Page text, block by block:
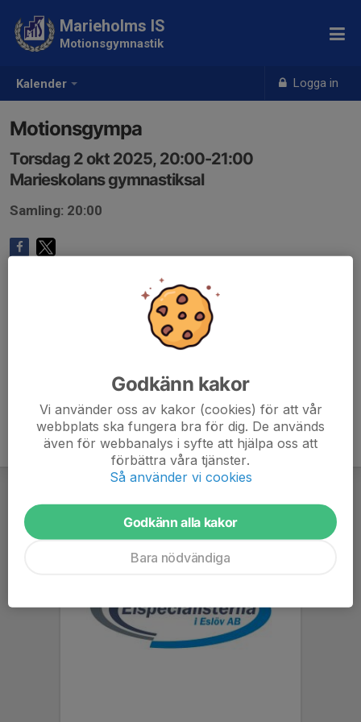
Kalender Logga in
Marieholms IS
Motionsgymnastik
Motionsgympa
Torsdag 2 okt 2025, 20:00-21:00
Marieskolans gymnastiksal
Samling: 20:00
Godkänn kakor
Vi använder oss av kakor (cookies) för att vår
webbplats ska fungera bra för dig. De används
även för webbanalys i syfte att hjälpa oss att
förbättra våra tjänster.
Så använder vi cookies
Godkänn alla kakor
Bara nödvändiga